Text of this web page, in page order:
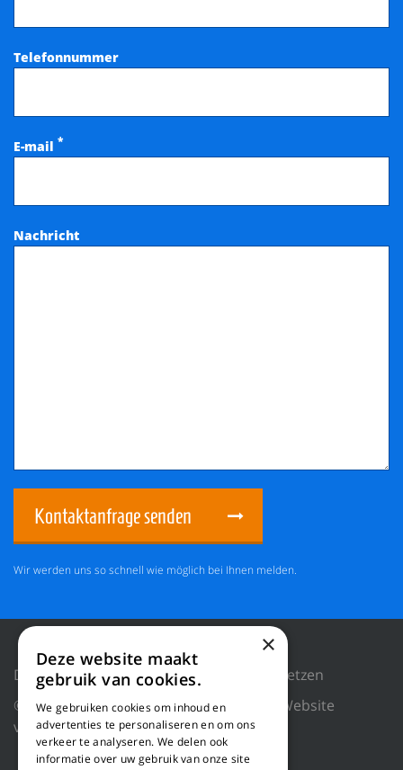
Telefonnummer
E-mail *
Nachricht
Kontaktanfrage senden
Wir werden uns so schnell wie möglich bei Ihnen melden.
Datenschutzrichtlinie
Cookies zurücksetzen
© 2018 WILLEMS BALING EQUIPMENT |
Website
von Blue Dragon Digital Technology.
×
Deze website maakt
gebruik van cookies.
We gebruiken cookies om inhoud en
advertenties te personaliseren en om ons
verkeer te analyseren. We delen ook
informatie over uw gebruik van onze site